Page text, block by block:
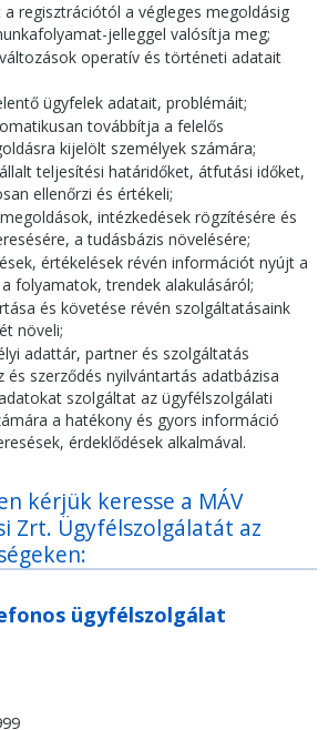
regisztrációtól a végleges megoldásig
jelleggel valósítja meg;
operatív és történeti adatait
ügyfelek adatait, problémáit;
továbbítja a felelős
kijelölt személyek számára;
teljesítési határidőket, átfutási időket,
ellenőrzi és értékeli;
intézkedések rögzítésére és
a tudásbázis növelésére;
értékelések révén információt nyújt a
folyamatok, trendek alakulásáról;
és követése révén szolgáltatásaink
növeli;
adattár, partner és szolgáltatás
és szerződés nyilvántartás adatbázisa
szolgáltat az ügyfélszolgálati
a hatékony és gyors információ
érdeklődések alkalmával.
kérjük keresse a MÁV
Zrt. Ügyfélszolgálatát az
ügyfélszolgálat